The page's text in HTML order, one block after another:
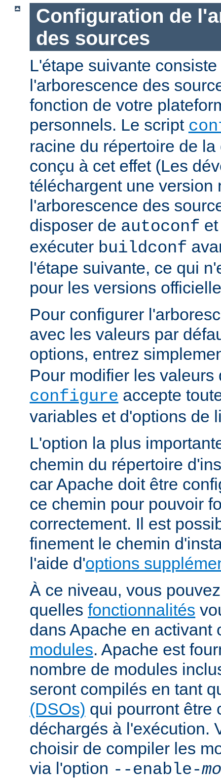
Configuration de
des sources
L'étape suivante
l'arborescence des
fonction de votre
personnels. Le script
racine du répertoire de
conçu à cet effet (Les
téléchargent une version
l'arborescence des
disposer de autoconf
exécuter buildconf
l'étape suivante, ce qui
pour les versions
Pour configurer
avec les valeurs par
options, entrez
Pour modifier les valeurs
configure accepte
variables et d'options de
L'option la plus
chemin du répertoire
car Apache doit être
ce chemin pour pouvoir
correctement. Il est
finement le chemin
l'aide d'options
À ce niveau, vous
quelles fonctionnalités
dans Apache en activant
modules. Apache est
nombre de modules
seront compilés en tant
(DSOs) qui pourront être
déchargés à l'exécution.
choisir de compiler les
via l'option --enable-